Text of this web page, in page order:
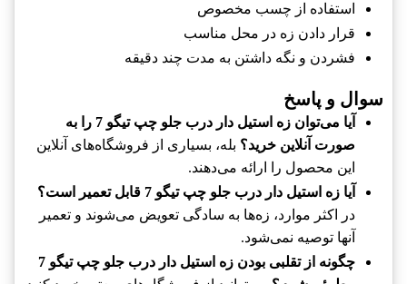
استفاده از چسب مخصوص
قرار دادن زه در محل مناسب
فشردن و نگه داشتن به مدت چند دقیقه
سوال و پاسخ
آیا می‌توان زه استیل دار درب جلو چپ تیگو 7 را به
صورت آنلاین خرید؟ بله، بسیاری از فروشگاه‌های آنلاین
این محصول را ارائه می‌دهند.
آیا زه استیل دار درب جلو چپ تیگو 7 قابل تعمیر است؟
در اکثر موارد، زه‌ها به سادگی تعویض می‌شوند و تعمیر
آنها توصیه نمی‌شود.
چگونه از تقلبی بودن زه استیل دار درب جلو چپ تیگو 7